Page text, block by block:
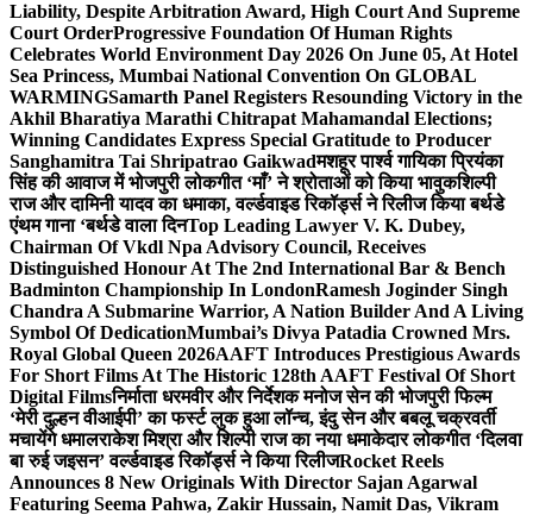
Liability, Despite Arbitration Award, High Court And Supreme
Court OrderProgressive Foundation Of Human Rights
Celebrates World Environment Day 2026 On June 05, At Hotel
Sea Princess, Mumbai National Convention On GLOBAL
WARMINGSamarth Panel Registers Resounding Victory in the
Akhil Bharatiya Marathi Chitrapat Mahamandal Elections;
Winning Candidates Express Special Gratitude to Producer
Sanghamitra Tai Shripatrao Gaikwadमशहूर पार्श्व गायिका प्रियंका
सिंह की आवाज में भोजपुरी लोकगीत ‘माँ’ ने श्रोताओं को किया भावुकशिल्पी
राज और दामिनी यादव का धमाका, वर्ल्डवाइड रिकॉर्ड्स ने रिलीज किया बर्थडे
एंथम गाना ‘बर्थडे वाला दिनTop Leading Lawyer V. K. Dubey,
Chairman Of Vkdl Npa Advisory Council, Receives
Distinguished Honour At The 2nd International Bar & Bench
Badminton Championship In LondonRamesh Joginder Singh
Chandra A Submarine Warrior, A Nation Builder And A Living
Symbol Of DedicationMumbai’s Divya Patadia Crowned Mrs.
Royal Global Queen 2026AAFT Introduces Prestigious Awards
For Short Films At The Historic 128th AAFT Festival Of Short
Digital Filmsनिर्माता धरमवीर और निर्देशक मनोज सेन की भोजपुरी फिल्म
‘मेरी दुल्हन वीआईपी’ का फर्स्ट लुक हुआ लॉन्च, इंदु सेन और बबलू चक्रवर्ती
मचायेंगे धमालराकेश मिश्रा और शिल्पी राज का नया धमाकेदार लोकगीत ‘दिलवा
बा रुई जइसन’ वर्ल्डवाइड रिकॉर्ड्स ने किया रिलीजRocket Reels
Announces 8 New Originals With Director Sajan Agarwal
Featuring Seema Pahwa, Zakir Hussain, Namit Das, Vikram